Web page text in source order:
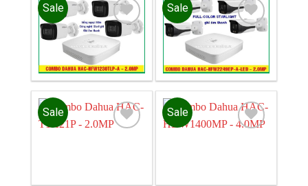
Sale
Add to
wishlist
Sale
Add to
wishlist
Sale Sale